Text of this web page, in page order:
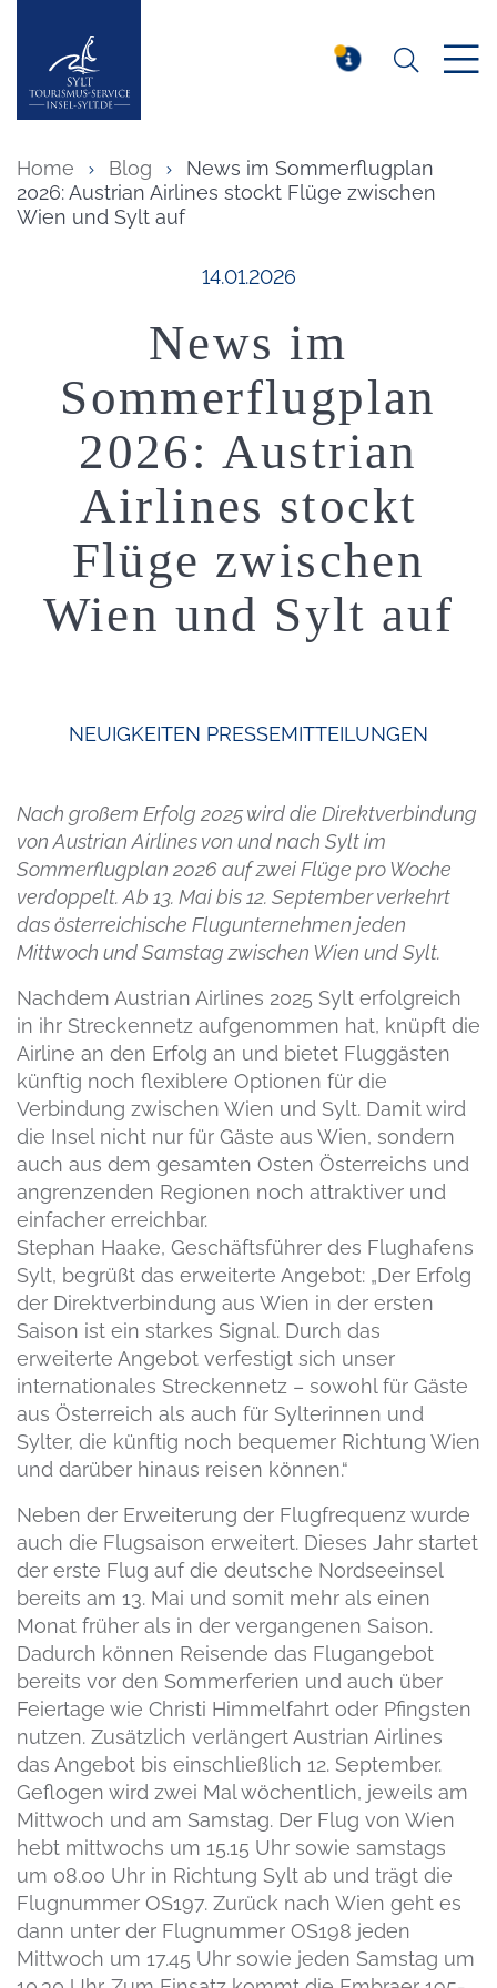
Insel Sylt Suchen
Home Blog
News im Sommerflugplan
2026: Austrian Airlines stockt Flüge zwischen
Wien und Sylt auf
Veröffentlicht am:
14.01.2026
News im
Sommerflugplan
2026: Austrian
Airlines stockt
Flüge zwischen
Wien und Sylt auf
NEUIGKEITEN PRESSEMITTEILUNGEN
Nach großem Erfolg 2025 wird die Direktverbindung
von Austrian Airlines von und nach Sylt im
Sommerflugplan 2026 auf zwei Flüge pro Woche
verdoppelt. Ab 13. Mai bis 12. September verkehrt
das österreichische Flugunternehmen jeden
Mittwoch und Samstag zwischen Wien und Sylt.
Nachdem Austrian Airlines 2025 Sylt erfolgreich
in ihr Streckennetz aufgenommen hat, knüpft die
Airline an den Erfolg an und bietet Fluggästen
künftig noch flexiblere Optionen für die
Verbindung zwischen Wien und Sylt. Damit wird
die Insel nicht nur für Gäste aus Wien, sondern
auch aus dem gesamten Osten Österreichs und
angrenzenden Regionen noch attraktiver und
einfacher erreichbar.
Stephan Haake, Geschäftsführer des Flughafens
Sylt, begrüßt das erweiterte Angebot: „Der Erfolg
der Direktverbindung aus Wien in der ersten
Saison ist ein starkes Signal. Durch das
erweiterte Angebot verfestigt sich unser
internationales Streckennetz – sowohl für Gäste
aus Österreich als auch für Sylterinnen und
Sylter, die künftig noch bequemer Richtung Wien
und darüber hinaus reisen können.“
Neben der Erweiterung der Flugfrequenz wurde
auch die Flugsaison erweitert. Dieses Jahr startet
der erste Flug auf die deutsche Nordseeinsel
bereits am 13. Mai und somit mehr als einen
Monat früher als in der vergangenen Saison.
Dadurch können Reisende das Flugangebot
bereits vor den Sommerferien und auch über
Feiertage wie Christi Himmelfahrt oder Pfingsten
nutzen. Zusätzlich verlängert Austrian Airlines
das Angebot bis einschließlich 12. September.
Geflogen wird zwei Mal wöchentlich, jeweils am
Mittwoch und am Samstag. Der Flug von Wien
hebt mittwochs um 15.15 Uhr sowie samstags
um 08.00 Uhr in Richtung Sylt ab und trägt die
Flugnummer OS197. Zurück nach Wien geht es
dann unter der Flugnummer OS198 jeden
Mittwoch um 17.45 Uhr sowie jeden Samstag um